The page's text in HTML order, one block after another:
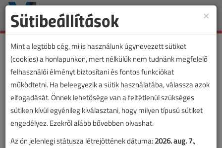
Toggle
×
Sütibeállítások
Mint a legtöbb cég, mi is használunk úgynevezett sütiket
(cookies) a honlapunkon, mert nélkülük nem tudnánk megfelelő
felhasználói élményt biztosítani és fontos funkciókat
működtetni. Ha beleegyezik a sütik használatába, válassza azok
elfogadását. Önnek lehetősége van a feltétlenül szükséges
sütiken kívül egyénileg kiválasztani, hogy milyen típusú sütiket
engedélyez. Ezekről alább bővebben olvashat.
Az ön jelenlegi státusza létrejöttének dátuma:2026. aug. 7.,